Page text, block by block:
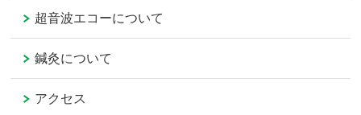
超音波エコーについて
鍼灸について
アクセス